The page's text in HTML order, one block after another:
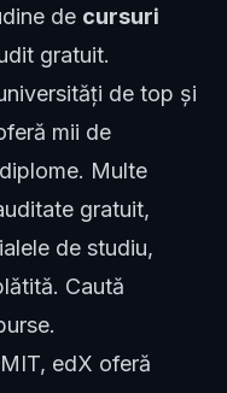
de cursuri
gratuit.
de top și
mii de
Multe
gratuit,
de studiu,
Caută
edX oferă